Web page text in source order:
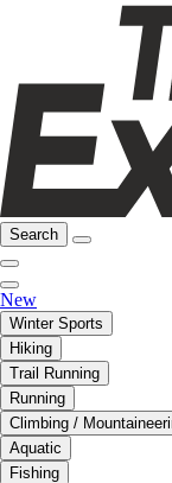
Search
New
Winter Sports
Hiking
Trail Running
Running
Climbing /
Aquatic
Fishing